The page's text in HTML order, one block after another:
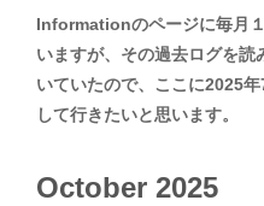
Informationのページに毎月
いますが、その過去ログを
いていたので、ここに2025
して行きたいと思います。
October 2025